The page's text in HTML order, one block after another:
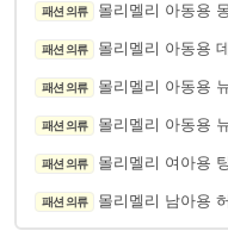
패션 의류 몰리멜리 아동용
패션 의류 몰리멜리 아동용
패션 의류 몰리멜리 아동용
패션 의류 몰리멜리 아동용
패션 의류 몰리멜리 여아용
패션 의류 몰리멜리 남아용